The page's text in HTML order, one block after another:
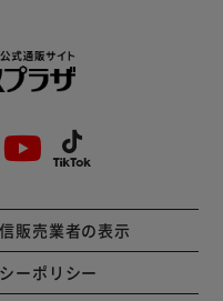
販売業者の表示
ーポリシー